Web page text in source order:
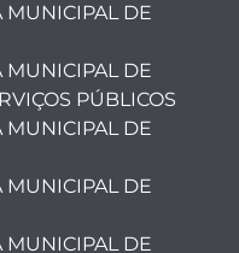
MUNICIPAL DE
MUNICIPAL DE
PÚBLICOS
MUNICIPAL DE
MUNICIPAL DE
MUNICIPAL DE